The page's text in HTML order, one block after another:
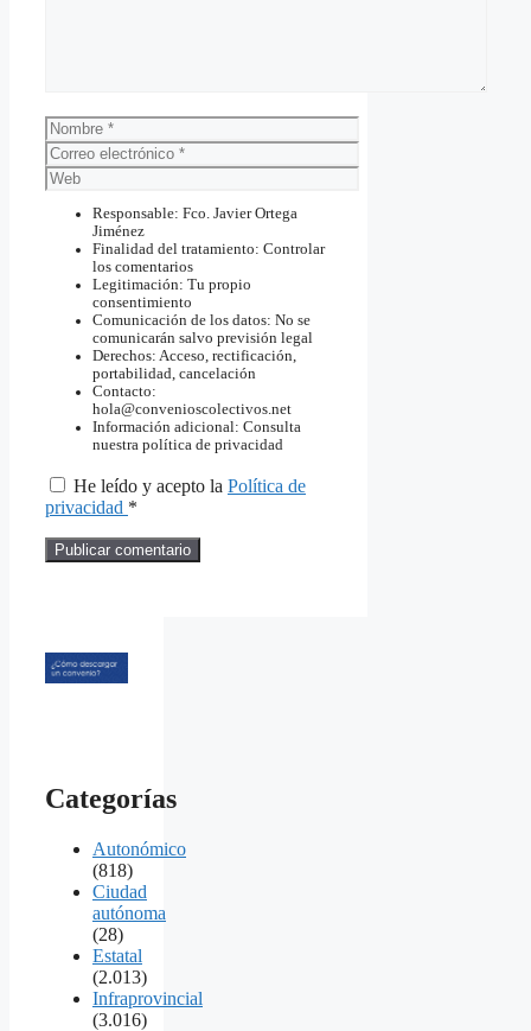
Nombre
Correo
electrónico
Web
Responsable: Fco. Javier Ortega
Jiménez
Finalidad del tratamiento: Controlar
los comentarios
Legitimación: Tu propio
consentimiento
Comunicación de los datos: No se
comunicarán salvo previsión legal
Derechos: Acceso, rectificación,
portabilidad, cancelación
Contacto:
hola@convenioscolectivos.net
Información adicional: Consulta
nuestra política de privacidad
He leído y acepto la Política de
privacidad *
Categorías
Autonómico
(818)
Ciudad
autónoma
(28)
Estatal
(2.013)
Infraprovincial
(3.016)